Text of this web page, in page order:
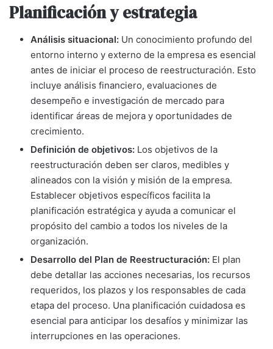
Planificación y estrategia
Análisis situacional: Un conocimiento profundo del
entorno interno y externo de la empresa es esencial
antes de iniciar el proceso de reestructuración. Esto
incluye análisis financiero, evaluaciones de
desempeño e investigación de mercado para
identificar áreas de mejora y oportunidades de
crecimiento.
Definición de objetivos: Los objetivos de la
reestructuración deben ser claros, medibles y
alineados con la visión y misión de la empresa.
Establecer objetivos específicos facilita la
planificación estratégica y ayuda a comunicar el
propósito del cambio a todos los niveles de la
organización.
Desarrollo del Plan de Reestructuración: El plan
debe detallar las acciones necesarias, los recursos
requeridos, los plazos y los responsables de cada
etapa del proceso. Una planificación cuidadosa es
esencial para anticipar los desafíos y minimizar las
interrupciones en las operaciones.